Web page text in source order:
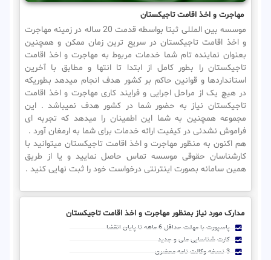
مهاجرت و اخذ اقامت تاجیکستان
موسسه بین المللی ثبتا بواسطه قدمت 20 ساله در زمینه مهاجرت
و اخذ اقامت تاجیکستان در سریع ترین زمان ممکن و همچنین
بعنوان نماینده تام شما خدمات مربوط به مهاجرت و اخذ اقامت
تاجیکستان را بطور کامل از ابتدا تا انتها و مطابق با آخرین
استانداردها و قوانین حاکم بر کشور هدف انجام میدهد بطوریکه
در هیچ یک از مراحل اجرایی و فرایند کاری مهاجرت و اخذ اقامت
تاجیکستان نیاز به حضور شما در کشور هدف نمیباشد . این
مجموعه همچنین به شما این اطمینان را میدهد که تجربه ای
فراموش نشدنی در کیفیت ارائه خدمات برای شما به ارمغان آورد .
هم اکنون به منظور مهاجرت و اخذ اقامت تاجیکستان میتوانید با
کارشناسان حقوقی موسسه تماس حاصل نمایید و یا از طریق
همین سامانه بصورت اینترنتی درخواست خود را ثبت نهایی کنید .
مدارک مورد نیاز بمنظور مهاجرت و اخذ اقامت تاجیکستان
پاسپورت با مهلت حداقل 6 ماهه تا پایان انقضا
کارت شناسایی ملی و جدید
3 نسخه وکالت نامه محضری